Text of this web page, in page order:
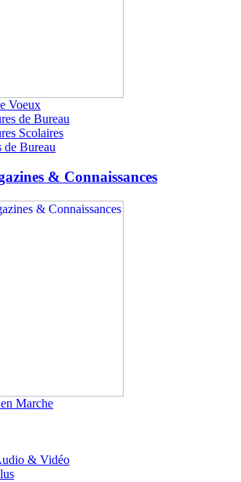
Voeux
de Bureau
Scolaires
de Bureau
& Connaissances
Marche
& Vidéo